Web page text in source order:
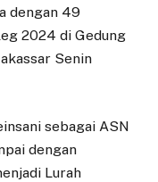
dengan 49
2024 di Gedung
Senin
sebagai ASN
dengan
Lurah